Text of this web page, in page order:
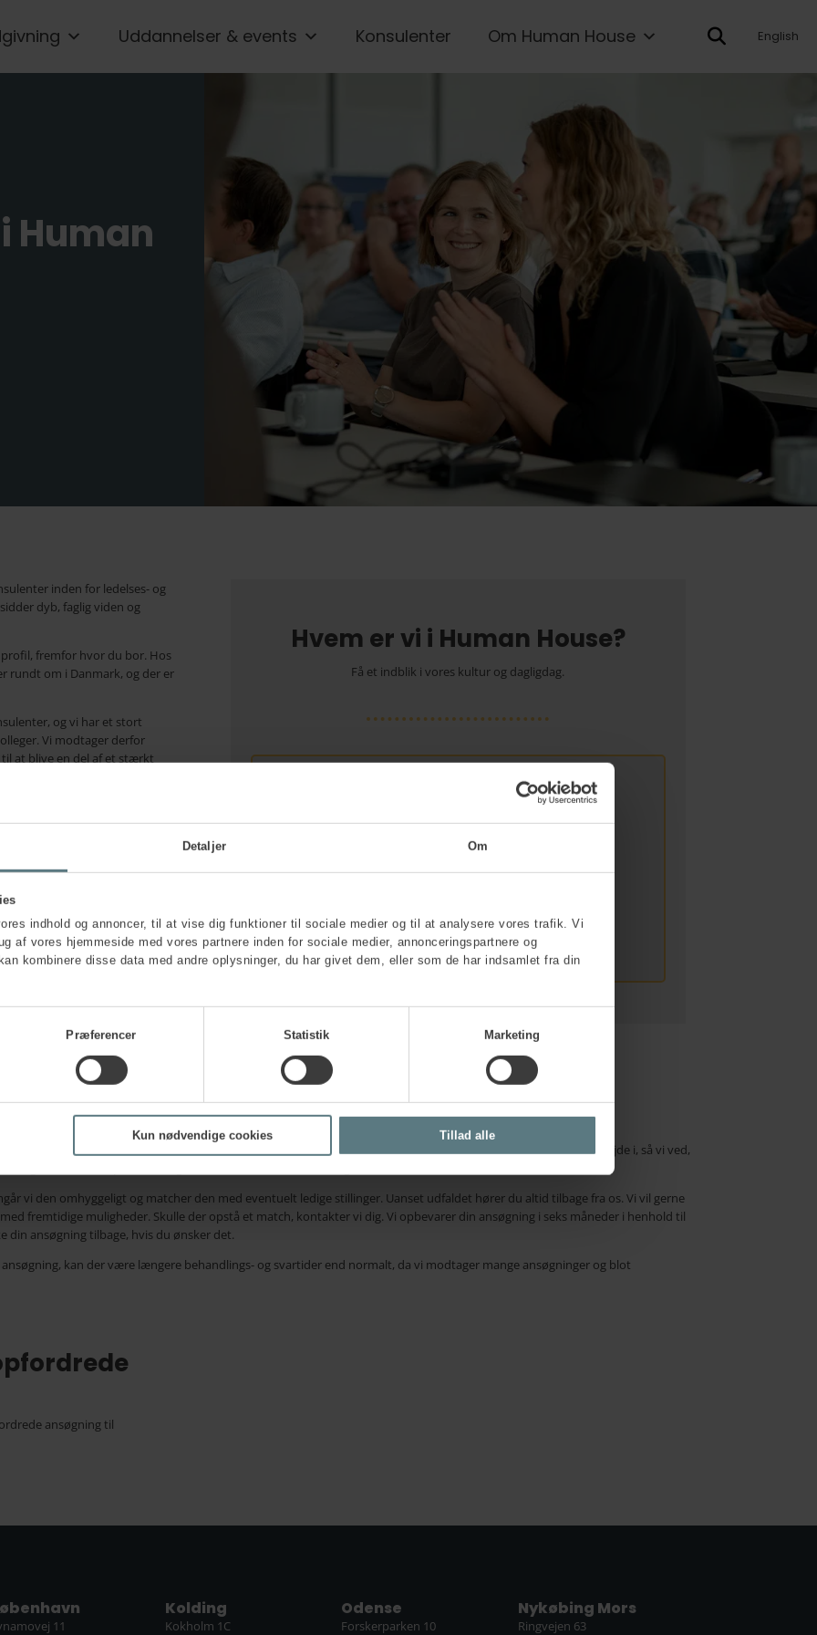
Detaljer Om
indhold og annoncer, til at vise dig funktioner til sociale medier og til at analysere vores trafik. Vi
af vores hjemmeside med vores partnere inden for sociale medier, annonceringspartnere og
kombinere disse data med andre oplysninger, du har givet dem, eller som de har indsamlet fra din
Præferencer Statistik Marketing
Kun nødvendige cookies Tillad alle
Uddannelser & events Konsulenter Om Human House English
Human
inden for ledelses- og
dyb, faglig viden og
fremfor hvor du bor. Hos
rundt om i Danmark, og der er
og vi har et stort
Vi modtager derfor
at blive en del af et stærkt
Hvem er vi i Human House?
Få et indblik i vores kultur og dagligdag.
accepterermarketing-cookies.
ansøgninger
og engagerede kandidater, der ønsker at blive en del af vores hold.
eller rådgivningsområder du matcher og søger inden for. Angiv også, hvilken landsdel du ønsker at arbejde i, så vi ved,
gerne en kort opsummering af dine mest relevante erfaringer.
vi den omhyggeligt og matcher den med eventuelt ledige stillinger. Uanset udfaldet hører du altid tilbage fra os. Vi vil gerne
fremtidige muligheder. Skulle der opstå et match, kontakter vi dig. Vi opbevarer din ansøgning i seks måneder i henhold til
din ansøgning tilbage, hvis du ønsker det.
kan der være længere behandlings- og svartider end normalt, da vi modtager mange ansøgninger og blot
ansøgning til
11
Kolding
Kokholm 1C
Odense
Forskerparken 10
Nykøbing Mors
Ringvejen 63